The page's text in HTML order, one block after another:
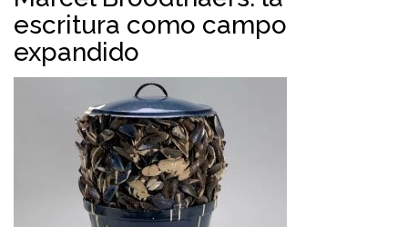
escritura como campo
expandido